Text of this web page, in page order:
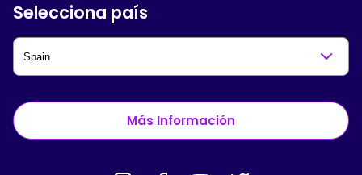
Selecciona país
Más Información